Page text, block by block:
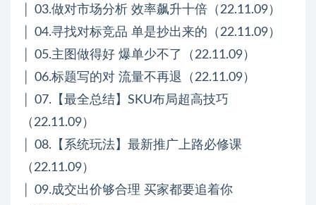
│ 03.做对市场分析 效率飙升十倍（22.11.09）
│ 04.寻找对标竞品 单是抄出来的（22.11.09）
│ 05.主图做得好 爆单少不了（22.11.09）
│ 06.标题写的对 流量不再退（22.11.09）
│ 07.【最全总结】SKU布局超高技巧
（22.11.09）
│ 08.【系统玩法】最新推广上路必修课
（22.11.09）
│ 09.成交出价够合理 买家都要追着你